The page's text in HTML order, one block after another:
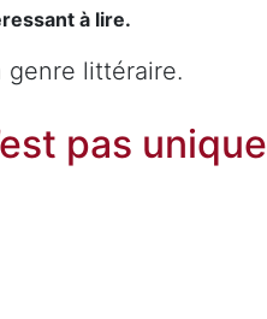
à lire.
genre littéraire.
pas unique